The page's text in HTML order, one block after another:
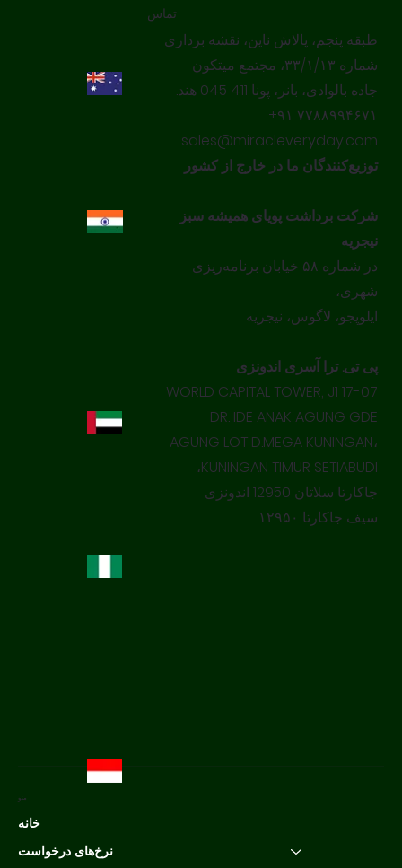
تماس
طبقه پنجم، پالاش ناین، نقشه برداری
شماره ۳۳/۱/۱۳، مجتمع میتکون
جاده بالوادی، بانر، پونا 411 045 هند.
‎+۹۱ ۷۷۸۸۹۹۴۶۷۱‎
sales@miracleveryday.com
توزیع‌کنندگان ما در خارج از کشور
شرکت برداشت پویای همیشه سبز
نیجریه
در شماره ۵۸ خیابان برنامه‌ریزی
شهری،
ایلوپجو، لاگوس، نیجریه
پی تی. ترا آسری اندونزی
17-07 WORLD CAPITAL TOWER, J1
DR. IDE ANAK AGUNG GDE
AGUNG LOT D.MEGA KUNINGAN،
KUNINGAN TIMUR SETIABUDI،
جاکارتا سلاتان 12950 اندونزی
سیف جاکارتا ۱۲۹۵۰
منو
خانه
نرخ‌های درخواست